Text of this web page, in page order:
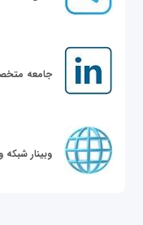
جامعه
وبینار شبکه